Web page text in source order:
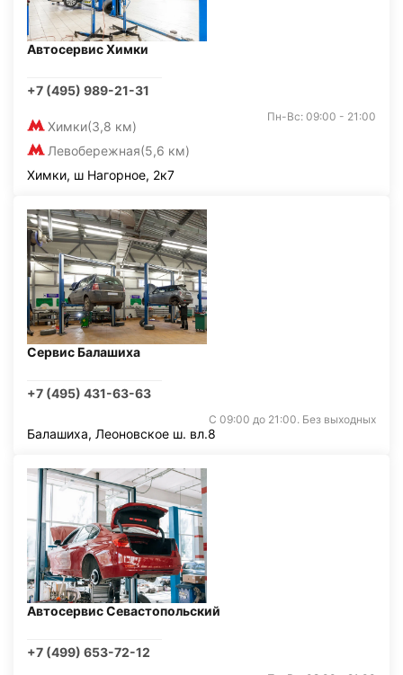
Автосервис Химки
+7 (495) 989-21-31
Химки(3,8 км)
Левобережная(5,6 км)
Пн-Вс: 09:00 - 21:00
Химки, ш Нагорное, 2к7
Сервис Балашиха
+7 (495) 431-63-63
С 09:00 до 21:00. Без выходных
Балашиха, Леоновское ш. вл.8
Автосервис Севастопольский
+7 (499) 653-72-12